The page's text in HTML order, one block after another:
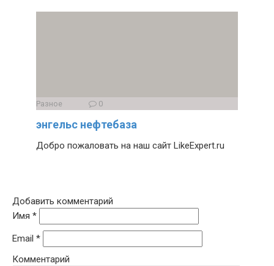
Разное 0
энгельс нефтебаза
Добро пожаловать на наш сайт LikeExpert.ru
Добавить комментарий
Имя *
Email *
Комментарий